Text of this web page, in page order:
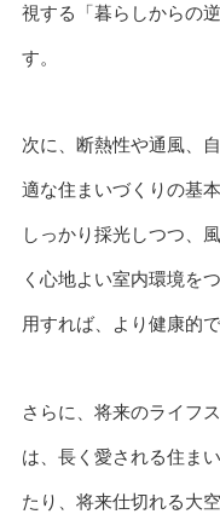
視する「暮らしからの
す。
次に、断熱性や通風、
適な住まいづくりの基
しっかり採光しつつ、
く心地よい室内環境を
用すれば、より健康的
さらに、将来のライフ
は、長く愛される住ま
たり、将来仕切れる大